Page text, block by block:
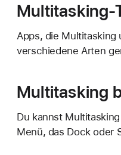
Multitasking-
Apps, die
verschiedene Arten
Multitasking
Du kannst
Menü, das Dock oder